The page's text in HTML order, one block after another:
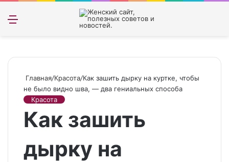
Меню Войти
Главная/Красота/Как зашить дырку на куртке, чтобы
не было видно шва, — два гениальных способа
Красота
Как зашить
дырку на